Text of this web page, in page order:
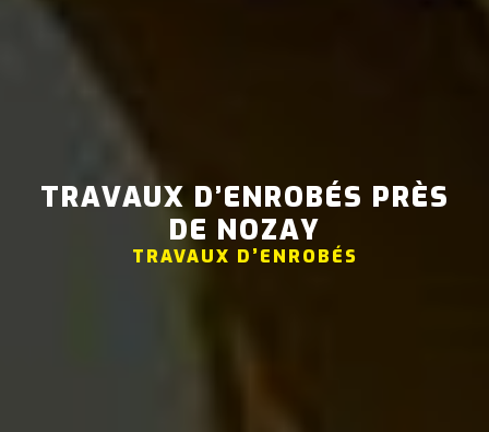
TRAVAUX D’ENROBÉS PRÈS
DE NOZAY
TRAVAUX D’ENROBÉS